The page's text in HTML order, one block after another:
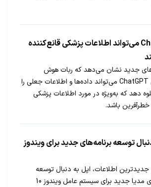
ChatGPT می‌تواند اطلاعات پزشکی قانع‌کننده
جدید نشان می‌دهد که ربات هوش
مصنوعی ChatGPT می‌تواند داده‌ها و اطلاعات جعلی را
دهد که به‌ویژه در مورد اطلاعات پزشکی
خطرآفرین باشد.
توسعه برنامه‌های جدید برای ویندوز
اطلاعات، اپل به دنبال توسعه
برنامه‌های مدیا جدید برای سیستم عامل ویندوز 10